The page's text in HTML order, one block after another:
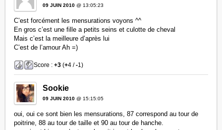
09 JUIN 2010 @ 13:05:23
C’est forcément les mensurations voyons ^^
En gros c’est une fille a petits seins et culotte de cheval
Mais c’est la meilleure d’après lui
C’est de l’amour Ah =)
Score :+3 (+4 /-1)
Sookie
09 JUIN 2010 @ 15:15:05
oui, oui ce sont bien les mensurations, 87 correspond au tour de
poitrine, 88 au tour de taille et 90 au tour de hanche.